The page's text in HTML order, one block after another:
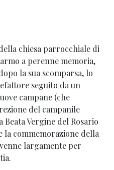
chiesa parrocchiale di
a perenne memoria,
la sua scomparsa, lo
seguito da un
campane (che
del campanile
Vergine del Rosario
la commemorazione della
largamente per